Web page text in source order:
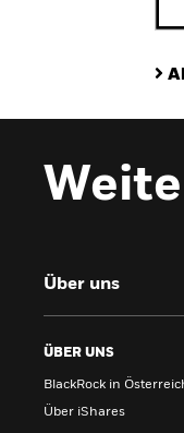
Über uns
ÜBER UNS
BlackRock in
Über iShares